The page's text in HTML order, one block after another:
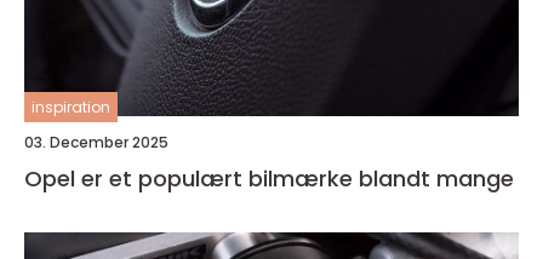
inspiration
03. December 2025
Opel er et populært bilmærke blandt mange